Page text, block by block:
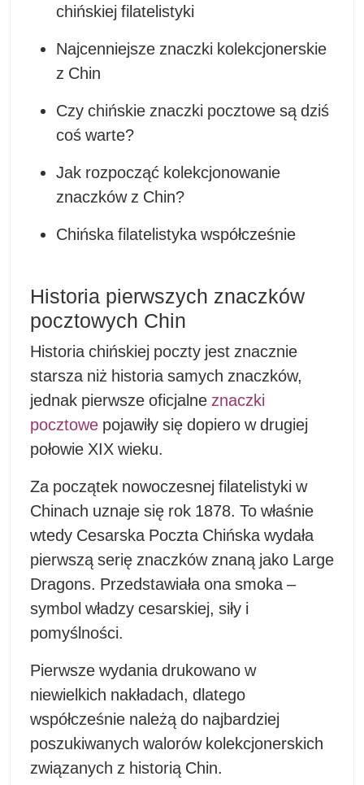
chińskiej filatelistyki
Najcenniejsze znaczki kolekcjonerskie
z Chin
Czy chińskie znaczki pocztowe są dziś
coś warte?
Jak rozpocząć kolekcjonowanie
znaczków z Chin?
Chińska filatelistyka współcześnie
Historia pierwszych znaczków
pocztowych Chin
Historia chińskiej poczty jest znacznie
starsza niż historia samych znaczków,
jednak pierwsze oficjalne znaczki
pocztowe pojawiły się dopiero w drugiej
połowie XIX wieku.
Za początek nowoczesnej filatelistyki w
Chinach uznaje się rok 1878. To właśnie
wtedy Cesarska Poczta Chińska wydała
pierwszą serię znaczków znaną jako Large
Dragons. Przedstawiała ona smoka –
symbol władzy cesarskiej, siły i
pomyślności.
Pierwsze wydania drukowano w
niewielkich nakładach, dlatego
współcześnie należą do najbardziej
poszukiwanych walorów kolekcjonerskich
związanych z historią Chin.